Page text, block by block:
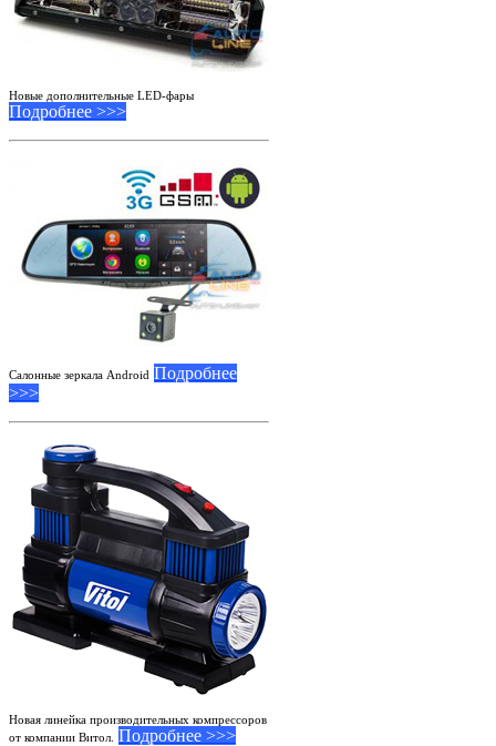
Новые дополнительные LED-фары
Подробнее >>>
Салонные зеркала Android Подробнее
>>>
Новая линейка производительных компрессоров
от компании Витол.
Подробнее >>>